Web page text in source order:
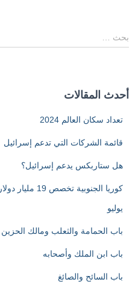
ل
ث
ع
بحث …
أحدث المقالات
تعداد سكان العالم 2024
قائمة الشركات التي تدعم إسرائيل
هل ستاربكس يدعم إسرائيل؟
كوريا
يوليو
باب الحمامة والثعلب ومالك الحزين
باب ابن الملك وأصحابه
باب السائح والصائغ